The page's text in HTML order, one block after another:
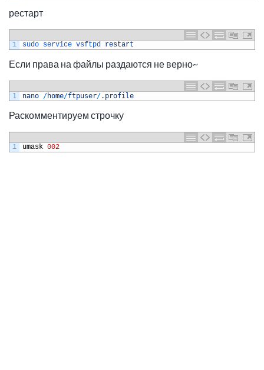
рестарт
1 sudo service vsftpd restart
Если права на файлы раздаются не верно~
1 nano /home/ftpuser/. profile
Раскомментируем строчку
1 umask 002